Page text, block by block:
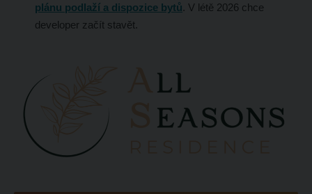
plánu podlaží a dispozice bytů. V létě 2026 chce
developer začít stavět.